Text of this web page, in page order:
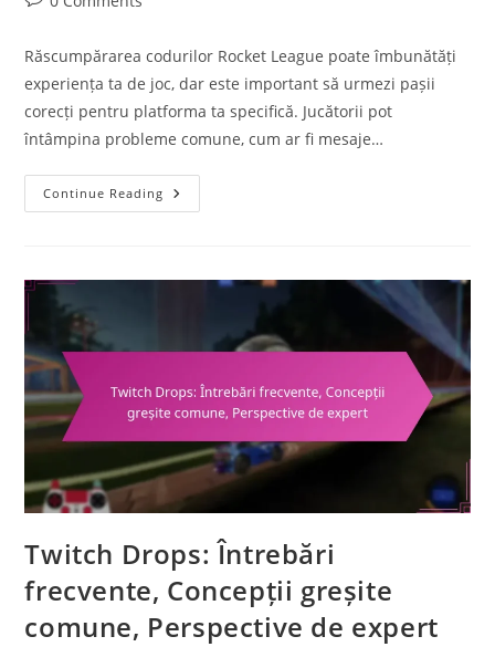
Răscumpărarea codurilor Rocket League poate îmbunătăți
experiența ta de joc, dar este important să urmezi pașii
corecți pentru platforma ta specifică. Jucătorii pot
întâmpina probleme comune, cum ar fi mesaje…
Continue Reading Coduri
De
Să
Pași
Depanare
Twitch Drops: Întrebări
frecvente, Concepții greșite
comune, Perspective de expert